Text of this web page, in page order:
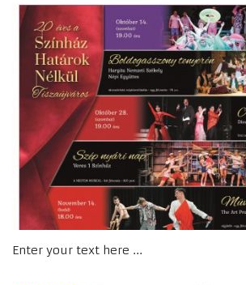
Enter your text here ...